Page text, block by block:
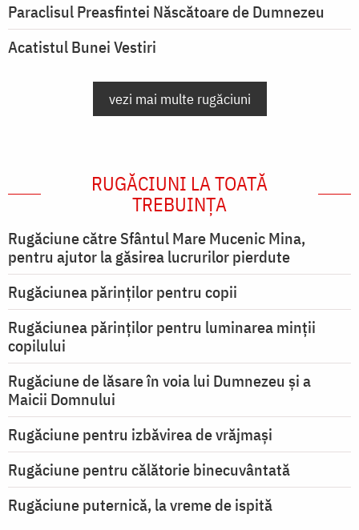
Paraclisul Preasfintei Născătoare de Dumnezeu
Acatistul Bunei Vestiri
vezi mai multe rugăciuni
RUGĂCIUNI LA TOATĂ
TREBUINȚA
Rugăciune către Sfântul Mare Mucenic Mina,
pentru ajutor la găsirea lucrurilor pierdute
Rugăciunea părinților pentru copii
Rugăciunea părinților pentru luminarea minţii
copilului
Rugăciune de lăsare în voia lui Dumnezeu şi a
Maicii Domnului
Rugăciune pentru izbăvirea de vrăjmași
Rugăciune pentru călătorie binecuvântată
Rugăciune puternică, la vreme de ispită